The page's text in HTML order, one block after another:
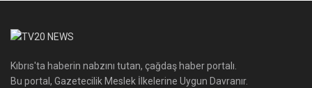
Kıbrıs'ta haberin nabzını tutan, çağdaş haber portalı.
Bu portal, Gazetecilik Meslek İlkelerine Uygun Davranır.